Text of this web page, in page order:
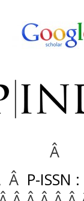
Â
Â P-ISSN